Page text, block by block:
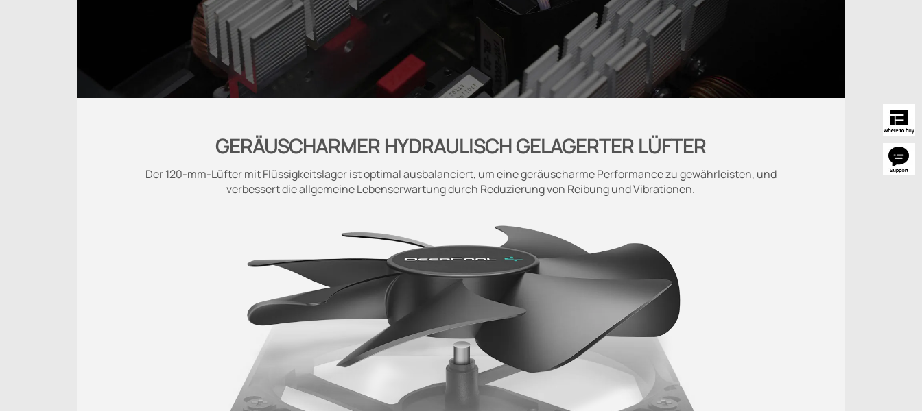
GERÄUSCHARMER HYDRAULISCH GELAGERTER LÜFTER
Der 120-mm-Lüfter mit Flüssigkeitslager ist optimal ausbalanciert, um eine geräuscharme Performance zu gewährleisten, und
verbessert die allgemeine Lebenserwartung durch Reduzierung von Reibung und Vibrationen.